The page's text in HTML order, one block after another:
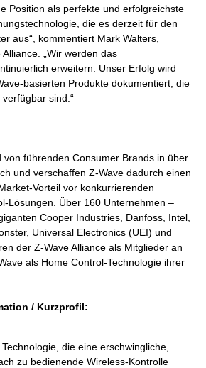
Position als perfekte und erfolgreichste
die es derzeit für den
aus“, kommentiert Mark Walters,
„Wir werden das
erweitern. Unser Erfolg wird
basierten Produkte dokumentiert, die
sind.“
von führenden Consumer Brands in über
und verschaffen Z-Wave dadurch einen
Vorteil vor konkurrierenden
Lösungen. Über 160 Unternehmen –
Cooper Industries, Danfoss, Intel,
Universal Electronics (UEI) und
der Z-Wave Alliance als Mitglieder an
als Home Control-Technologie ihrer
/ Kurzprofil:
die eine erschwingliche,
zu bedienende Wireless-Kontrolle